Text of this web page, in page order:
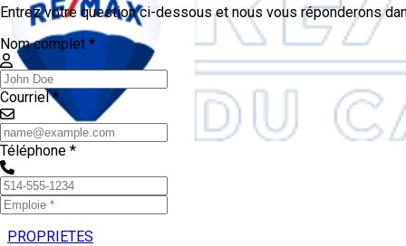
PROPRIETES
Entrez votre question ci-dessous et nous vous réponderons
Nom complet *
Courriel *
Téléphone *